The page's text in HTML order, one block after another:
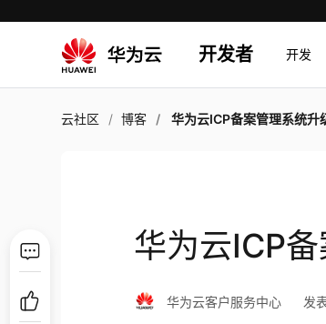
开发者 开发
云社区 博客 华为云ICP备案管理系统升
华为云ICP
华为云客户服务中心 发